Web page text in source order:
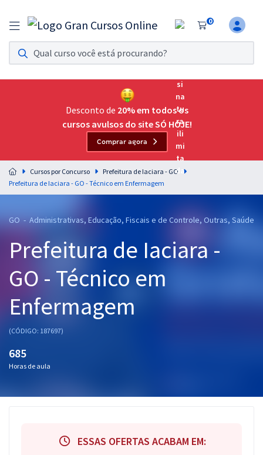
0
Assinatura Ilimitada 11
Acesso a todos os cursos. Teste grátis por 7 dias!
Assinatura OAB Até Passar
Acesso ilimitado a toda preparação para o Exame da
Residências Multiprofissionais
Preparação completa e intensiva para as principais
residências em saúde do Brasil
Cursos 20% OFF
Pós
Graduação
OAB
Mentorias
Desconto de 20% em todos os
cursos avulsos do site SÓ HOJE!
Comprar agora
Cursos por Concurso
Prefeitura de Iaciara - GO
Prefeitura de Iaciara - GO - Técnico em Enfermagem
GO - Administrativas, Educação, Fiscais e de Controle, Outras, Saúde
Prefeitura de Iaciara -
GO - Técnico em
Enfermagem
(CÓDIGO: 187697)
685
Horas de aula
ESSAS OFERTAS ACABAM EM: